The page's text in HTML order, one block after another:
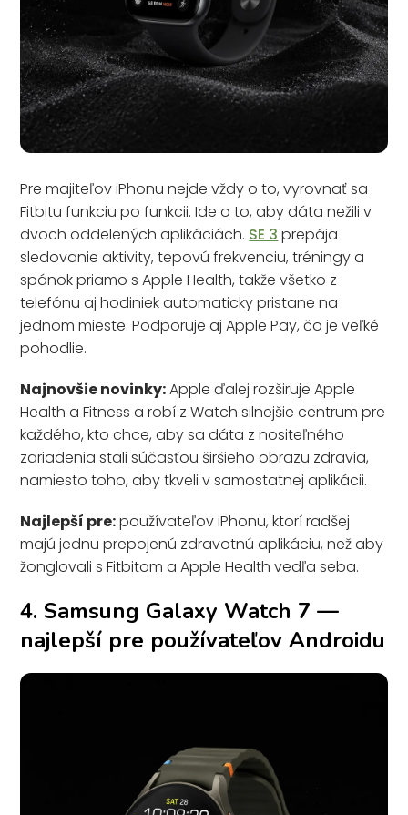
Pre majiteľov iPhonu nejde vždy o to, vyrovnať sa
Fitbitu funkciu po funkcii. Ide o to, aby dáta nežili v
dvoch oddelených aplikáciách. SE 3 prepája
sledovanie aktivity, tepovú frekvenciu, tréningy a
spánok priamo s Apple Health, takže všetko z
telefónu aj hodiniek automaticky pristane na
jednom mieste. Podporuje aj Apple Pay, čo je veľké
pohodlie.
Najnovšie novinky:Apple ďalej rozširuje Apple
Health a Fitness a robí z Watch silnejšie centrum pre
každého, kto chce, aby sa dáta z nositeľného
zariadenia stali súčasťou širšieho obrazu zdravia,
namiesto toho, aby tkveli v samostatnej aplikácii.
Najlepší pre:používateľov iPhonu, ktorí radšej
majú jednu prepojenú zdravotnú aplikáciu, než aby
žonglovali s Fitbitom a Apple Health vedľa seba.
4. Samsung Galaxy Watch 7 —
najlepší pre používateľov Androidu